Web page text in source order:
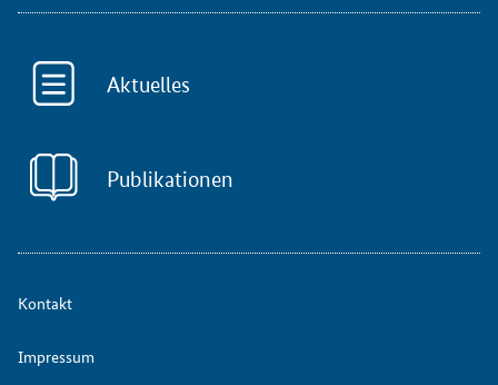
Aktuelles
Publikationen
Kontakt
Impressum